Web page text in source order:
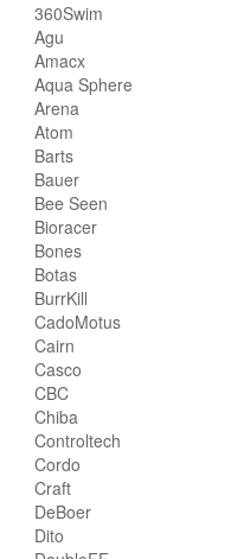
360Swim
Agu
Amacx
Aqua Sphere
Arena
Atom
Barts
Bauer
Bee Seen
Bioracer
Bones
Botas
BurrKill
CadoMotus
Cairn
Casco
CBC
Chiba
Controltech
Cordo
Craft
DeBoer
Dito